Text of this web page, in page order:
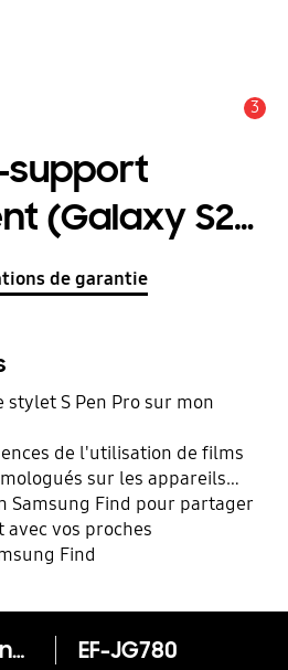
3
support
(Galaxy S20
5G)
de garantie
S Pen Pro sur mon
de l'utilisation de films
sur les appareils
Samsung Find pour partager
vos proches
Find
Étui-support transparent (Galaxy S20 FE 5G) EF-JG780